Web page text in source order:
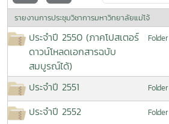
รายงานการประชุมวิชาการมหาวิทยาลัยแม่โจ้
ประจำปี 2550 (ภาคโปสเตอร์
ดาวน์โหลดเอกสารฉบับ
สมบูรณ์ได้)
Folder
ประจำปี 2551 Folder
ประจำปี 2552 Folder